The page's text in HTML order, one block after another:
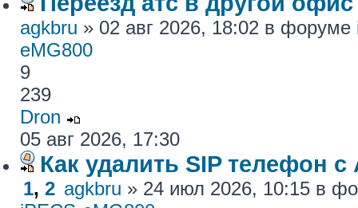
agkbru » 02 авг 2026, 18:02 в форуме
eMG800
9
239
Dron
05 авг 2026, 17:30
Как удалить SIP телефон
1, 2 agkbru » 24 июл 2026, 10:15 в